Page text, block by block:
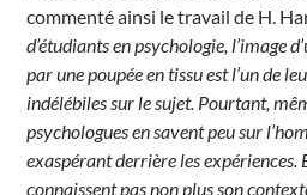
commenté ainsi le travail de H.
d’étudiants en psychologie, l’image
par une poupée en tissu est l’un de
indélébiles sur le sujet. Pourtant,
psychologues en savent peu sur
exaspérant derrière les expériences.
connaissent pas non plus son